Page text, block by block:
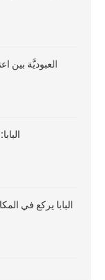
العبوديَّة بين
البابا يركع في